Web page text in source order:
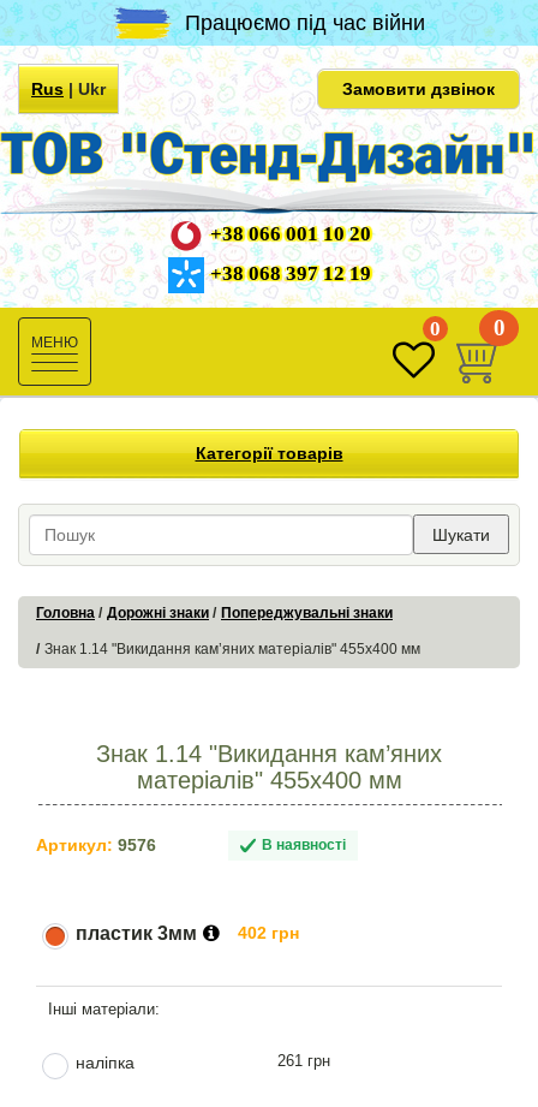
Працюємо під час війни
Rus|Ukr Замовити дзвінок
+38 066 001 10 20
+38 068 397 12 19
Toggle
navigation
0 0
Категорії товарів
Шукати
Головна Дорожні знаки Попереджувальні знаки
Знак 1.14 "Викидання кам’яних матеріалів" 455х400 мм
Знак 1.14 "Викидання кам’яних
матеріалів" 455х400 мм
Артикул: 9576 В наявності
пластик 3мм 402 грн
наліпка 261 грн